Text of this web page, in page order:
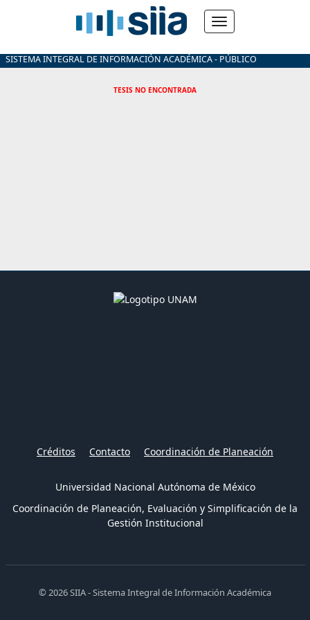
SISTEMA INTEGRAL DE INFORMACIÓN ACADÉMICA - PÚBLICO
TESIS NO ENCONTRADA
Créditos Contacto Coordinación de Planeación
Universidad Nacional Autónoma de México
Coordinación de Planeación, Evaluación y Simplificación de la
Gestión Institucional
© 2026 SIIA - Sistema Integral de Información Académica